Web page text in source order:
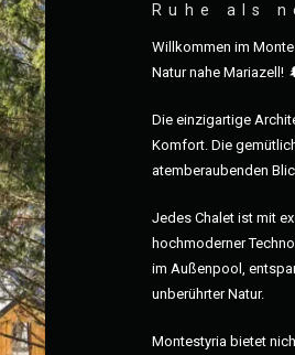
Ruhe als
Willkommen im
Natur nahe Mariazell!
Die einzigartige
Komfort. Die
atemberaubenden
Jedes Chalet ist mit
hochmoderner
im Außenpool,
unberührter Natur.
Montestyria bietet